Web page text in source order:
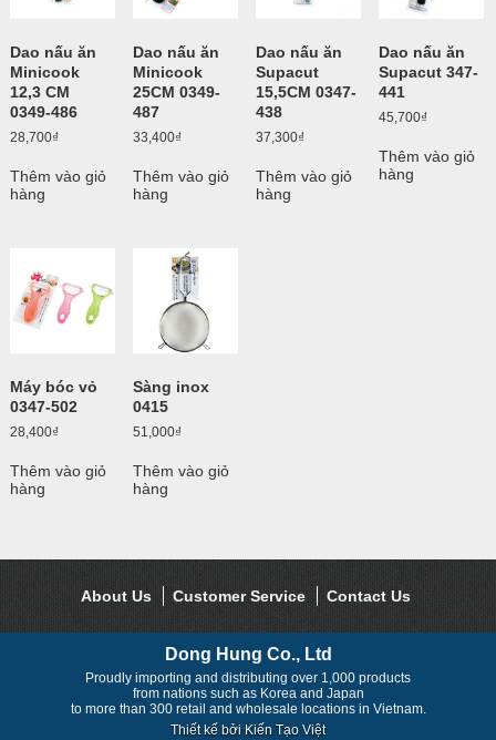
Dao nấu ăn
Minicook
12,3 CM
0349-486
28,700₫
Thêm vào giỏ
hàng
Dao nấu ăn
Minicook
25CM 0349-
487
33,400₫
Thêm vào giỏ
hàng
Dao nấu ăn
Supacut
15,5CM 0347-
438
37,300₫
Thêm vào giỏ
hàng
Dao nấu ăn
Supacut 347-
441
45,700₫
Thêm vào giỏ
hàng
Máy bóc vỏ
0347-502
28,400₫
Thêm vào giỏ
hàng
Sàng inox
0415
51,000₫
Thêm vào giỏ
hàng
About Us Customer Service Contact Us
Dong Hung Co., Ltd
Proudly importing and distributing over 1,000 products
from nations such as Korea and Japan
to more than 300 retail and wholesale locations in Vietnam.
Thiết kế bởi Kiến Tạo Việt